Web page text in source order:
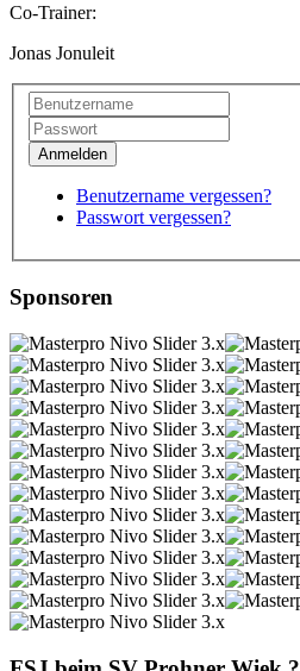
Co-Trainer:
Jonas Jonuleit
Benutzername vergessen?
Passwort vergessen?
Sponsoren